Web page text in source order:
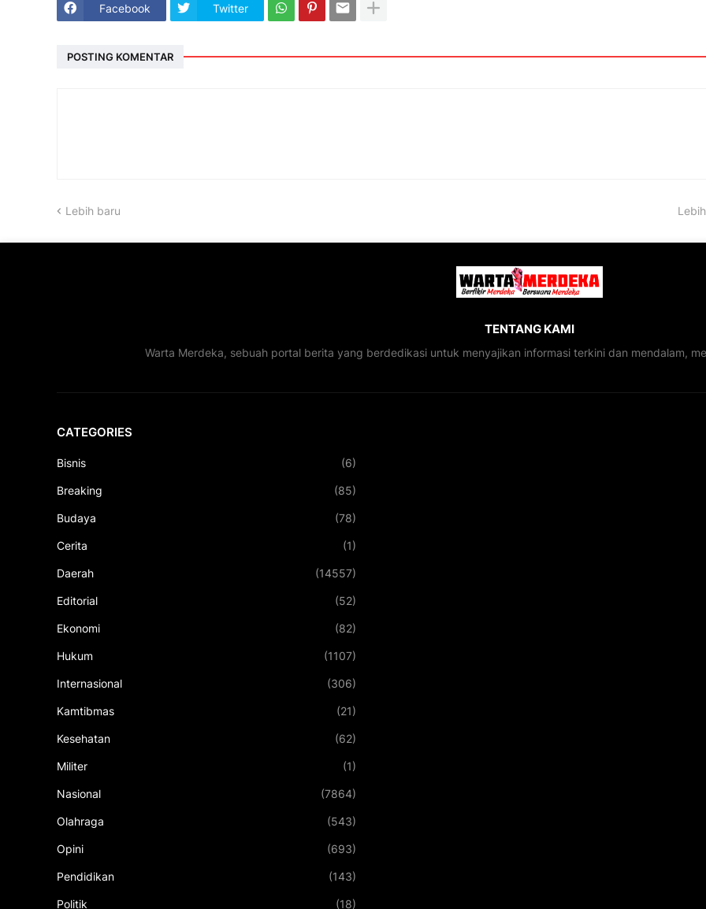
Facebook Twitter
POSTING KOMENTAR
Lebih baru
TENTANG KAMI
Warta Merdeka, sebuah portal berita yang berdedikasi untuk menyajikan informasi terkini dan mendalam,
CATEGORIES
Bisnis (6)
Breaking (85)
Budaya (78)
Cerita (1)
Daerah (14557)
Editorial (52)
Ekonomi (82)
Hukum (1107)
Internasional (306)
Kamtibmas (21)
Kesehatan (62)
Militer (1)
Nasional (7864)
Olahraga (543)
Opini (693)
Pendidikan (143)
Politik (18)